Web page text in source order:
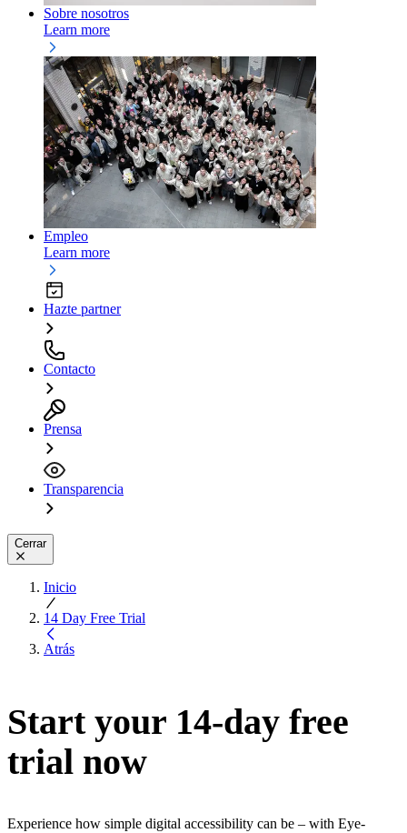
Sobre nosotros
Learn more
Empleo
Learn more
Hazte partner
Contacto
Prensa
Transparencia
Cerrar
Inicio
14 Day Free Trial
Atrás
Start your 14-day free
trial now
Experience how simple digital accessibility can be – with Eye-